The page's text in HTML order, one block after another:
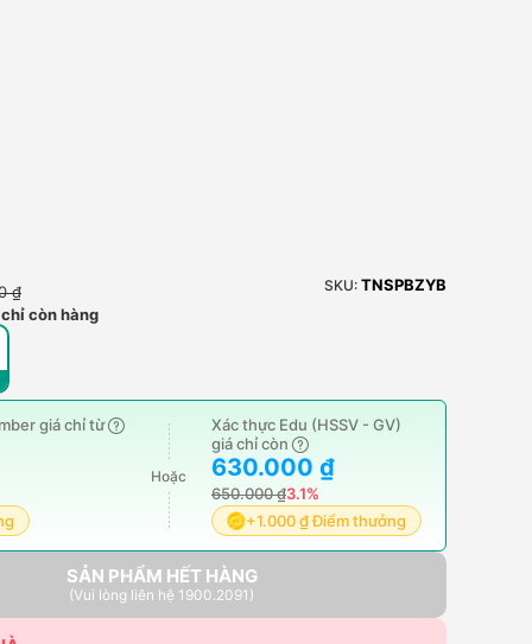
₫ SKU: TNSPBZYB
còn hàng
giá chỉ từ
Hoặc
Xác thực Edu (HSSV - GV)
giá chỉ còn
630.000 ₫
650.000 ₫3.1%
+1.000 ₫ Điểm thưởng
SẢN PHẨM HẾT HÀNG
(Vui lòng liên hệ 1900.2091)